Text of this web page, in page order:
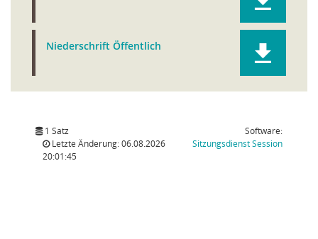
Niederschrift Öffentlich
1 Satz
Letzte Änderung: 06.08.2026
20:01:45
Software:
SitzungsdienstSession(Wird in